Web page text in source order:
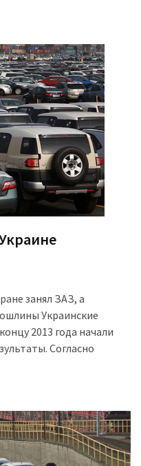
занял ЗАЗ, а
Украинские
2013 года начали
Согласно